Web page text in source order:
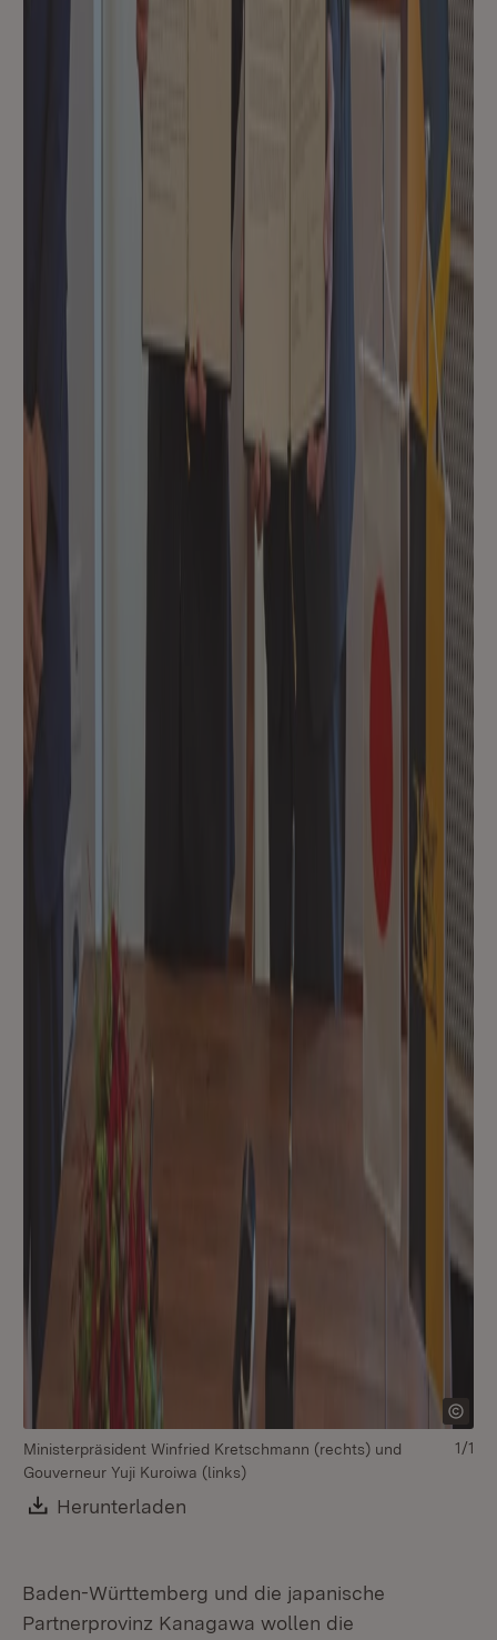
Ministerpräsident Winfried Kretschmann (rechts) und
Gouverneur Yuji Kuroiwa (links)
Download:
Herunterladen
1/1
Baden-Württemberg und die japanische
Partnerprovinz Kanagawa wollen die